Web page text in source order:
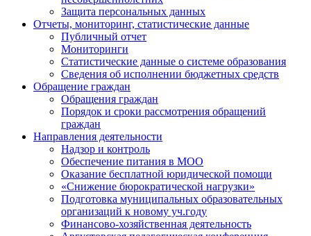
Защита персональных данных
Отчеты, мониторинг, статистические данные
Публичный отчет
Мониторинги
Статистические данные о системе образования
Сведения об исполнении бюджетных средств
Обращение граждан
Обращения граждан
Порядок и сроки рассмотрения обращений
граждан
Направления деятельности
Надзор и контроль
Обеспечение питания в МОО
Оказание бесплатной юридической помощи
«Снижение бюрократической нагрузки»
Подготовка муниципальных образовательных
организаций к новому уч.году
Финансово-хозяйственная деятельность